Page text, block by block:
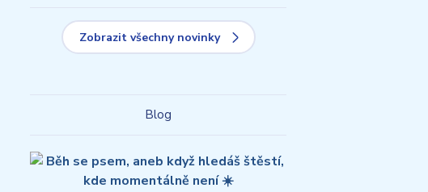
Zobrazit všechny novinky
Blog